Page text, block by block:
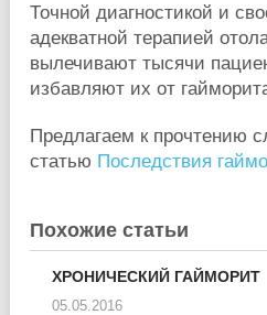
Точной диагностикой и
адекватной терапией
вылечивают тысячи
избавляют их от
Предлагаем к прочтению
статью Последствия
Похожие статьи
ХРОНИЧЕСКИЙ ГАЙМОРИТ
05.05.2016